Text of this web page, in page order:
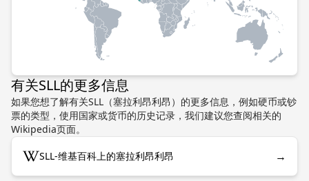
有关SLL的更多信息
如果您想了解有关SLL（塞拉利昂利昂）的更多信息，例如硬币或钞
票的类型，使用国家或货币的历史记录，我们建议您查阅相关的
Wikipedia页面。
SLL-维基百科上的塞拉利昂利昂 →